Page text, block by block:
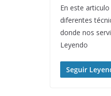
En este
diferentes
donde nos
Leyendo
Seguir